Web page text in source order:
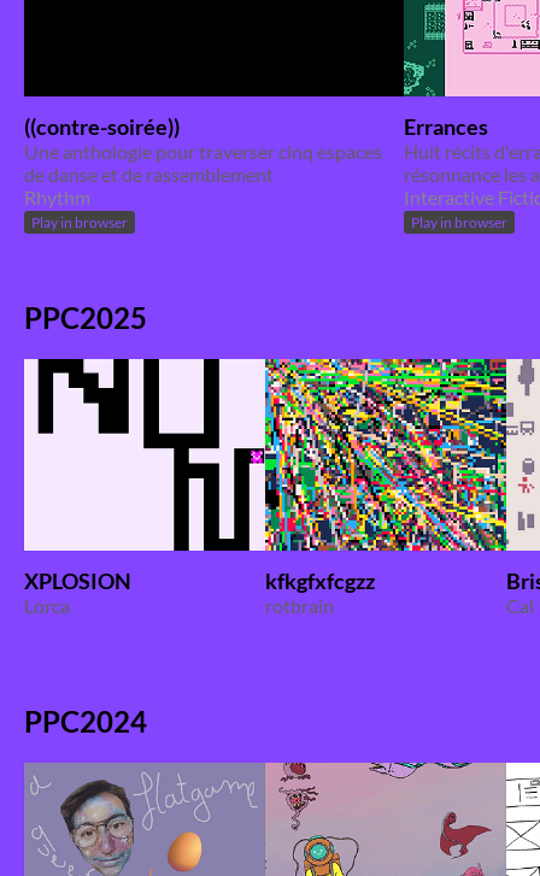
((contre-soirée))
Une anthologie pour traverser cinq espaces
de danse et de rassemblement
Rhythm
Play in browser
Errances
Huit récits
résonnance les
Interactive
Play in browser
PPC2025
XPLOSION
Lorca
kfkgfxfcgzz
rotbrain Cal
PPC2024